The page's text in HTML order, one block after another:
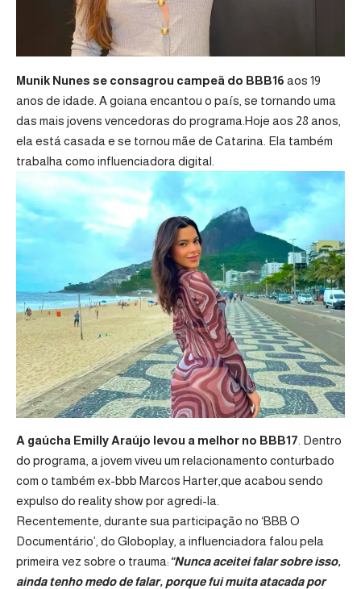
Munik Nunes se consagrou campeã do BBB16 aos 19
anos de idade. A goiana encantou o país, se tornando uma
das mais jovens vencedoras do programa.Hoje aos 28 anos,
ela está casada e se tornou mãe de Catarina. Ela também
trabalha como influenciadora digital.
A gaúcha Emilly Araújo levou a melhor no BBB17 . Dentro
do programa, a jovem viveu um relacionamento conturbado
com o também ex-bbb Marcos Harter,que acabou sendo
expulso do reality show por agredi-la.
Recentemente, durante sua participação no ‘BBB O
Documentário’, do Globoplay, a influenciadora falou pela
primeira vez sobre o trauma: “Nunca aceitei falar sobre isso,
ainda tenho medo de falar, porque fui muita atacada por